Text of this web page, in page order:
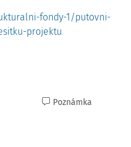
fondy-1/putovni-
projektu
Poznámka